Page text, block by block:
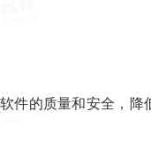
件的质量和安全，